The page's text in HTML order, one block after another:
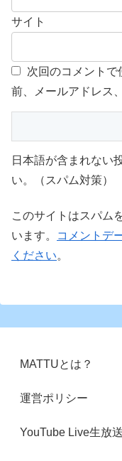
サイト
次回のコメントで
前、メールアドレス
日本語が含まれない
い。（スパム対策）
このサイトはスパム
います。
コメントデ
ください。
MATTUとは？
運営ポリシー
YouTube Live生放